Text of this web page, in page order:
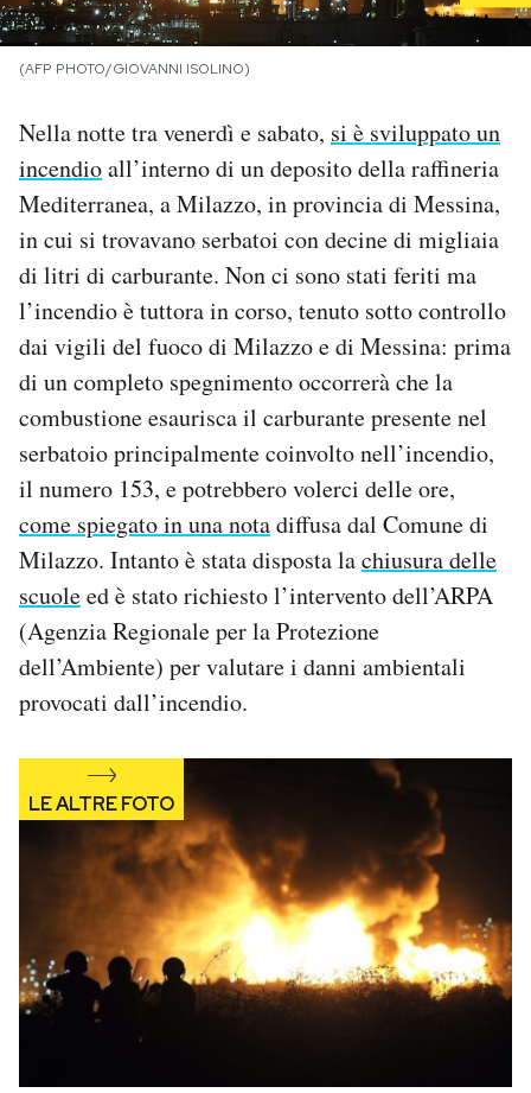
I MIEI PREFERITI
CALENDARIO
AREA PERSONALE
Area Personale
Newsletter
Notifiche mobile
Regala il Post
Hai bisogno di aiuto?
Esci
(AFP PHOTO/GIOVANNI ISOLINO)
Nella notte tra venerdì e sabato, si è sviluppato un
incendioall’interno di un deposito della raffineria
Mediterranea, a Milazzo, in provincia di Messina,
in cui si trovavano serbatoi con decine di migliaia
di litri di carburante. Non ci sono stati feriti ma
l’incendio è tuttora in corso, tenuto sotto controllo
dai vigili del fuoco di Milazzo e di Messina: prima
di un completo spegnimento occorrerà che la
combustione esaurisca il carburante presente nel
serbatoio principalmente coinvolto nell’incendio,
il numero 153, e potrebbero volerci delle ore,
come spiegato in una notadiffusa dal Comune di
Milazzo. Intanto è stata disposta lachiusura delle
scuoleed è stato richiesto l’intervento dell’ARPA
(Agenzia Regionale per la Protezione
dell’Ambiente) per valutare i danni ambientali
provocati dall’incendio.